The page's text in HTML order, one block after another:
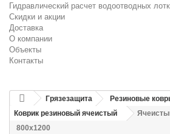
Гидравлический расчет водоотводных
Скидки и акции
Доставка
О компании
Объекты
Контакты
Грязезащита
Резиновые
Коврик резиновый ячеистый
800х1200